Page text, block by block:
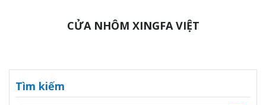
CỬA NHÔM XINGFA VIỆT
Tìm kiếm